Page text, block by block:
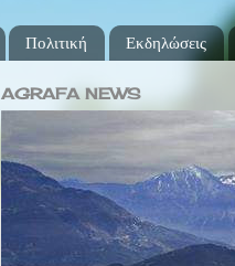
Πολιτική Εκδηλώσεις
AGRAFA NEWS